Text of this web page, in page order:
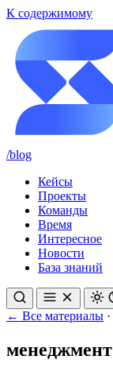
К содержимому
/blog
Кейсы
Проекты
Команды
Время
Интересное
Новости
База знаний
← Все материалы ·
менеджмент